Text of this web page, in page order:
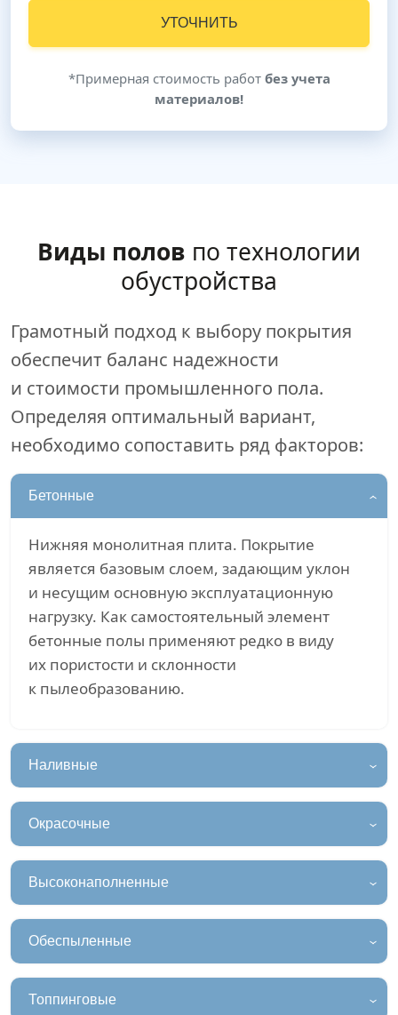
УТОЧНИТЬ
*Примерная стоимость работ без учета
материалов!
Виды полов по технологии
обустройства
Грамотный подход к выбору покрытия
обеспечит баланс надежности
и стоимости промышленного пола.
Определяя оптимальный вариант,
необходимо сопоставить ряд факторов:
Бетонные
Нижняя монолитная плита. Покрытие
является базовым слоем, задающим уклон
и несущим основную эксплуатационную
нагрузку. Как самостоятельный элемент
бетонные полы применяют редко в виду
их пористости и склонности
к пылеобразованию.
Наливные
Окрасочные
Высоконаполненные
Обеспыленные
Топпинговые